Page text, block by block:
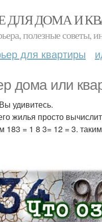
ДЛЯ ДОМА И
полезные советы,
для квартиры
дома или
удивитесь.
жилья просто
= 1 8 3= 12 = 3.